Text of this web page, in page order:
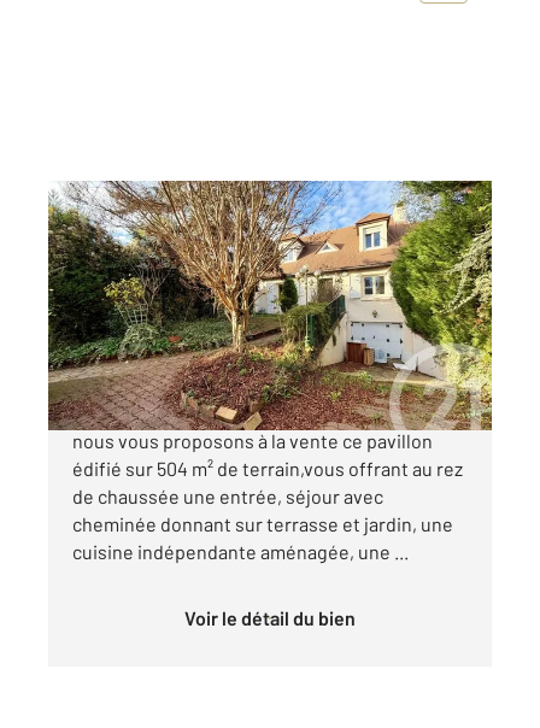
ARGENTEUIL 95
107 m2, 4 pièces
Ref : 22979
Maison à vendre
399 500 €
ARGENTEUIL, dans un secteur pavillonnaire,
nous vous proposons à la vente ce pavillon
édifié sur 504 m² de terrain,vous offrant au rez
de chaussée une entrée, séjour avec
cheminée donnant sur terrasse et jardin, une
cuisine indépendante aménagée, une ...
Voir le détail du bien